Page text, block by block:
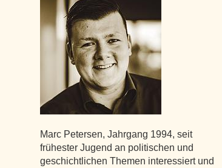
Marc Petersen, Jahrgang 1994, seit
frühester Jugend an politischen und
geschichtlichen Themen interessiert und